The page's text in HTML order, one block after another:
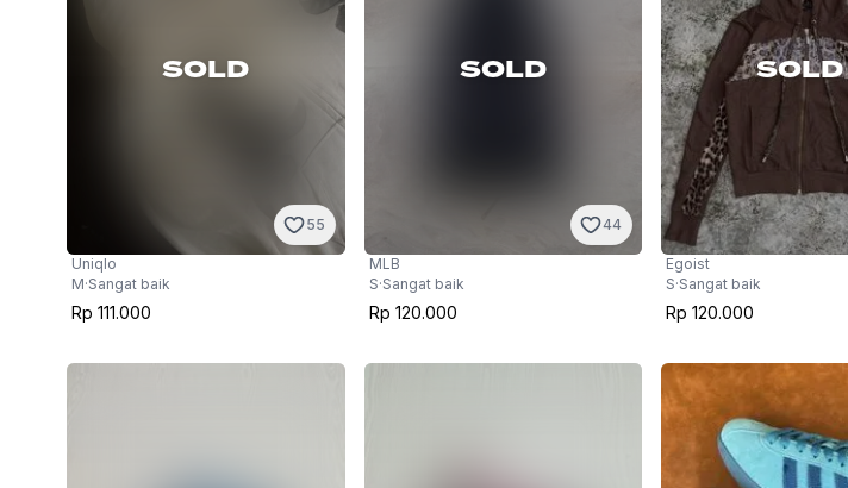
SOLD
55
Uniqlo
M·Sangat baik
Rp 111.000
SOLD
44
MLB
S·Sangat baik
Rp 120.000
SOLD
Egoist
S·Sangat baik
Rp 120.000